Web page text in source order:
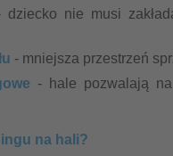
nie musi
- mniejsza przestrzeń
- hale pozwalają
na hali?